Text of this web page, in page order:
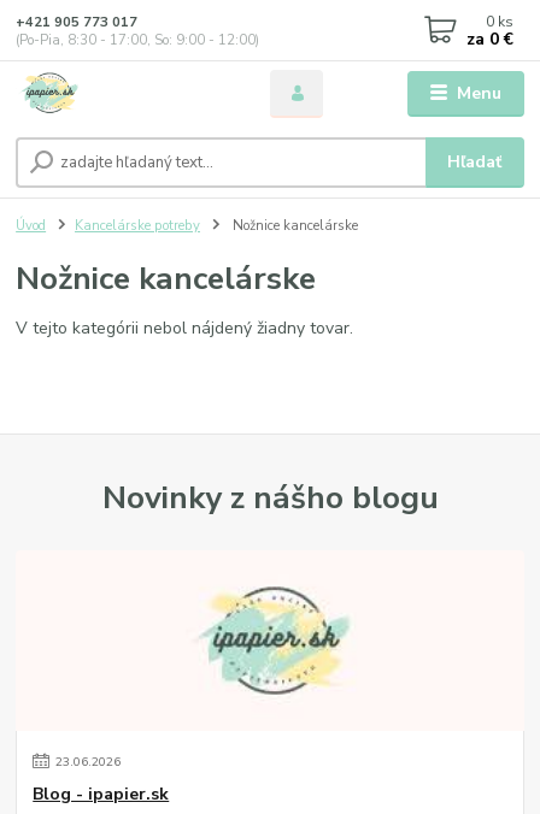
Menu
Hľadať
+421 905 773 017
(Po-Pia, 8:30 - 17:00, So: 9:00 - 12:00)
0 ks
za 0 €
Úvod Kancelárske potreby Nožnice kancelárske
Nožnice kancelárske
V tejto kategórii nebol nájdený žiadny tovar.
Novinky z nášho blogu
23.06.2026
Blog - ipapier.sk